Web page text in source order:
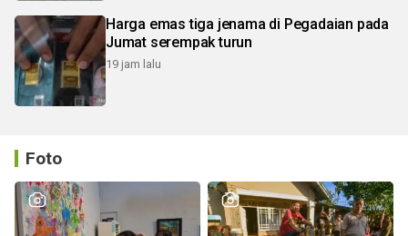
Harga emas tiga jenama di Pegadaian pada
Jumat serempak turun
19 jam lalu
Foto